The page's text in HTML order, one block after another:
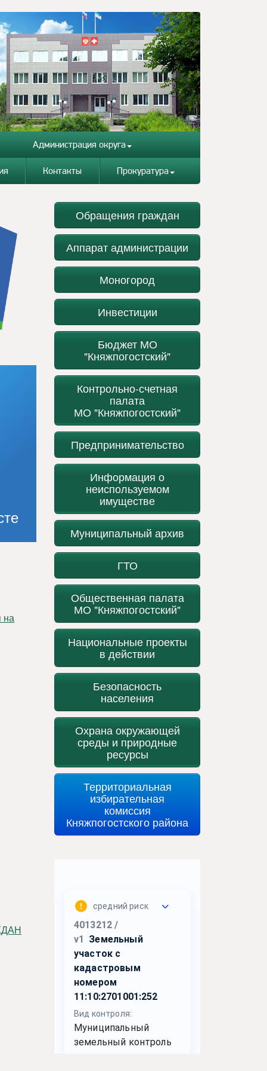
Администрация округа
Контакты Прокуратура
Обращения граждан
Аппарат администрации
Моногород
Инвестиции
Бюджет МО
"Княжпогостский"
Контрольно-счетная
палата
МО "Княжпогостский"
Предпринимательство
Информация о
неиспользуемом
имуществе
Муниципальный архив
ГТО
Общественная палата
МО "Княжпогостский"
Национальные проекты
в действии
Безопасность
населения
Охрана окружающей
среды и природные
ресурсы
Территориальная
избирательная
комиссия
Княжпогостского района